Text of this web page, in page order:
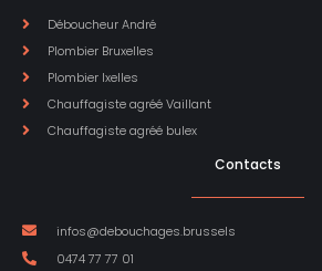
Déboucheur André
Plombier Bruxelles
Plombier Ixelles
Chauffagiste agréé Vaillant
Chauffagiste agréé bulex
Contacts
infos@debouchages.brussels
0474 77 77 01